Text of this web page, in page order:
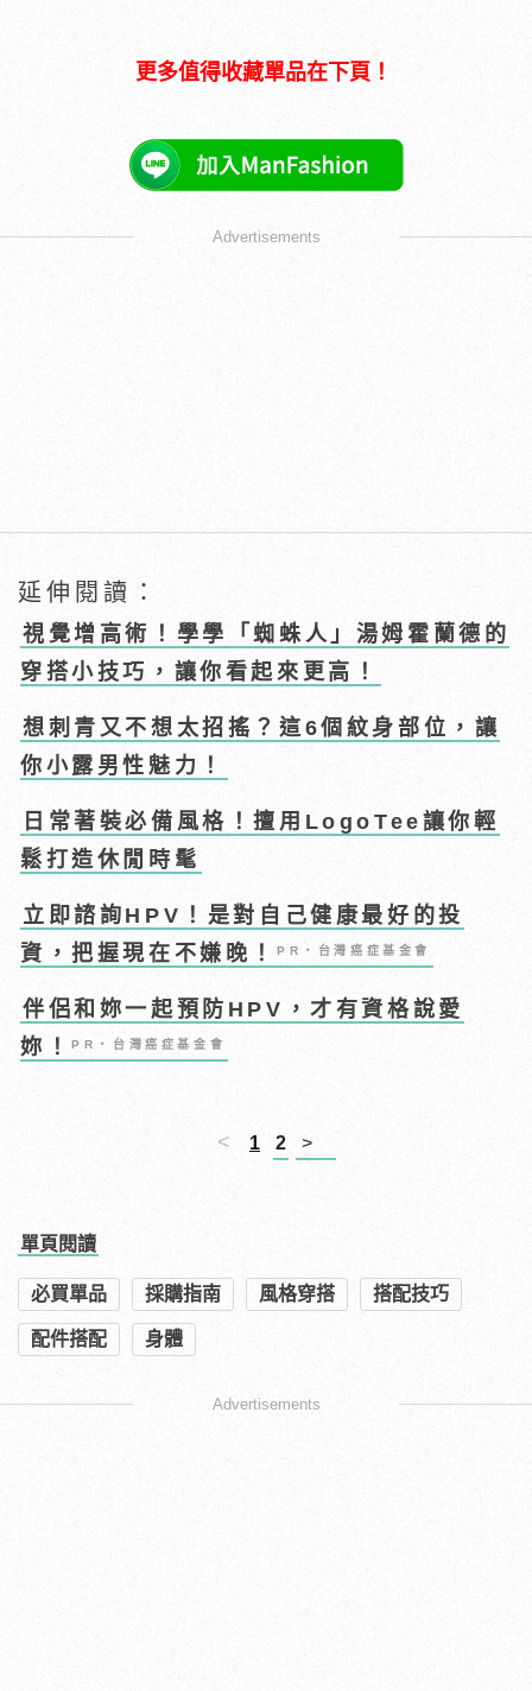
更多值得收藏單品在下頁！
Advertisements
延伸閱讀：
視覺增高術！學學「蜘蛛人」湯姆霍蘭德的
穿搭小技巧，讓你看起來更高！
想刺青又不想太招搖？這6個紋身部位，讓
你小露男性魅力！
日常著裝必備風格！擅用LogoTee讓你輕
鬆打造休閒時髦
立即諮詢HPV！是對自己健康最好的投
資，把握現在不嫌晚！PR・台灣癌症基金會
伴侶和妳一起預防HPV，才有資格說愛
妳！PR・台灣癌症基金會
< 1 2 >
單頁閱讀
必買單品 採購指南 風格穿搭 搭配技巧
配件搭配 身體
Advertisements